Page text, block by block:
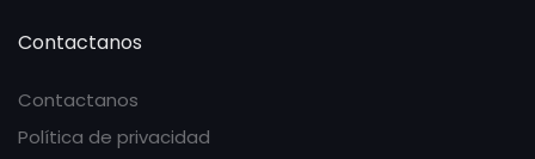
Contactanos
Contactanos
Política de privacidad